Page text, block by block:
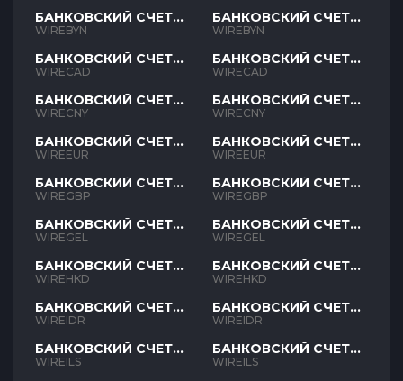
БАНКОВСКИЙ СЧЕТ
BYN
WIREBYN
БАНКОВСКИЙ СЧЕТ
CAD
WIRECAD
БАНКОВСКИЙ СЧЕТ
CNY
WIRECNY
БАНКОВСКИЙ СЧЕТ
EUR
WIREEUR
БАНКОВСКИЙ СЧЕТ
GBP
WIREGBP
БАНКОВСКИЙ СЧЕТ
GEL
WIREGEL
БАНКОВСКИЙ СЧЕТ
HKD
WIREHKD
БАНКОВСКИЙ СЧЕТ
IDR
WIREIDR
БАНКОВСКИЙ СЧЕТ
ILS
WIREILS
БАНКОВСКИЙ СЧЕТ
BYN
WIREBYN
БАНКОВСКИЙ СЧЕТ
CAD
WIRECAD
БАНКОВСКИЙ СЧЕТ
CNY
WIRECNY
БАНКОВСКИЙ СЧЕТ
EUR
WIREEUR
БАНКОВСКИЙ СЧЕТ
GBP
WIREGBP
БАНКОВСКИЙ СЧЕТ
GEL
WIREGEL
БАНКОВСКИЙ СЧЕТ
HKD
WIREHKD
БАНКОВСКИЙ СЧЕТ
IDR
WIREIDR
БАНКОВСКИЙ СЧЕТ
ILS
WIREILS